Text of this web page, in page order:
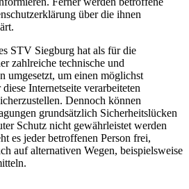
über die ihnen
STV Siegburg hat als für die
zahlreiche technische und
umgesetzt, um einen möglichst
Internetseite verarbeiteten
Dennoch können
grundsätzlich Sicherheitslücken
Schutz nicht gewährleistet werden
es jeder betroffenen Person frei,
auf alternativen Wegen, beispielsweise